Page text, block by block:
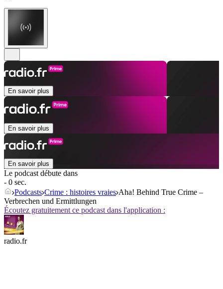
En savoir plus
En savoir plus
En savoir plus
Le podcast débute dans
- 0 sec.
Podcasts Crime : histoires vraies Aha! Behind True Crime –
Verbrechen und Ermittlungen
Écoutez gratuitement ce podcast dans l'application :
radio.fr